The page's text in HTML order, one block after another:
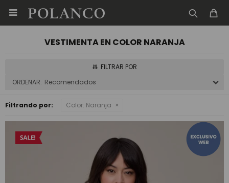

VESTIMENTA EN COLOR NARANJA
Recomendados
Filtrando por: Color: Naranja